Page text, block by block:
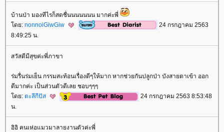
บ้านป่า มองทีไรก็สดชื่นนนนนนน มากค่ะพี่
ดย: nonnoiGiwGiw
24 กรกฎาคม 2563
8:49:25 น.
สวัสดีมีสุขค่ะพี่ภาขา
ร่มรื่นร่มเย็น กรรมสะท้อนเรื่องดีๆให้มาก หากช่วยกันปลูกป่า บังสายตาเข้า ออก
ดีมากค่ะ เป็นส่วนตัวดีเลย ชอบๆๆๆ
ดย: ตะลีกีปัส
24 กรกฎาคม 2563 8:53:48
น.
อิอิ คนเห่อแมวมาลายงานตัวค่ะพี่